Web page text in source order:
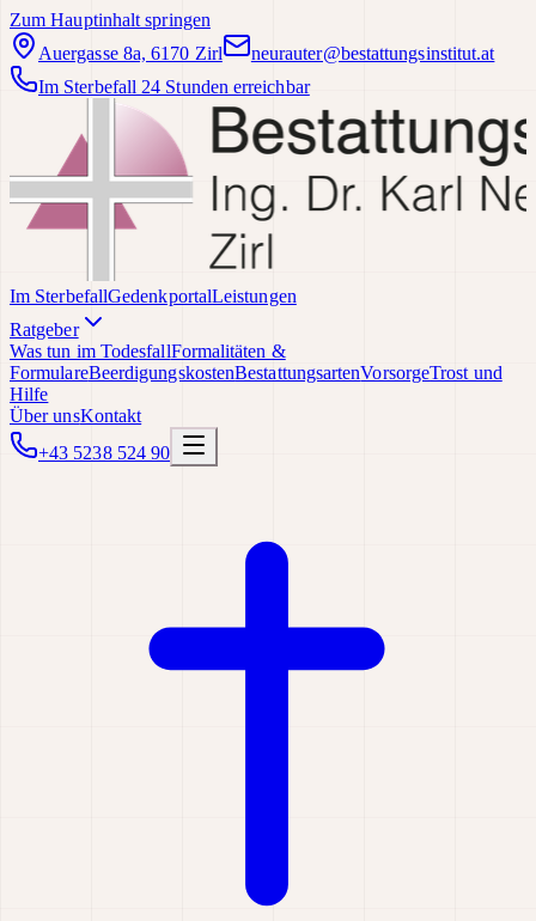
Zum Hauptinhalt springen
Auergasse 8a, 6170 Zirl
neurauter@bestattungsinstitut.at
Im Sterbefall 24 Stunden erreichbar
Im SterbefallGedenkportalLeistungen
Ratgeber
Was tun im TodesfallFormalitäten &
FormulareBeerdigungskostenBestattungsartenVorsorgeTrost und
Hilfe
Über unsKontakt
+43 5238 524 90